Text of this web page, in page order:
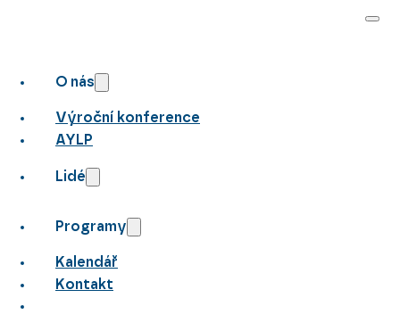
O nás
Výroční konference
AYLP
Lidé
Programy
Kalendář
Kontakt